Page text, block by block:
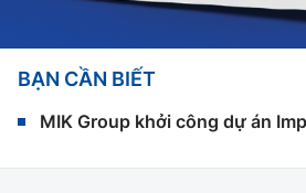
BẠN CẦN BIẾT
MIK Group khởi công dự án